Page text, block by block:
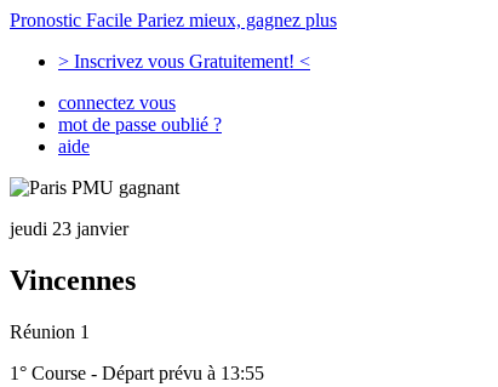
Pronostic Facile Pariez mieux, gagnez plus
> Inscrivez vous Gratuitement! <
connectez vous
mot de passe oublié ?
aide
jeudi 23 janvier
Vincennes
Réunion 1
1° Course - Départ prévu à 13:55